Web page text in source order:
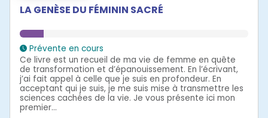
LA GENÈSE DU FÉMININ SACRÉ
Prévente en cours
Ce livre est un recueil de ma vie de femme en quête
de transformation et d’épanouissement. En l’écrivant,
j’ai fait appel à celle que je suis en profondeur. En
acceptant qui je suis, je me suis mise à transmettre les
sciences cachées de la vie. Je vous présente ici mon
premier...